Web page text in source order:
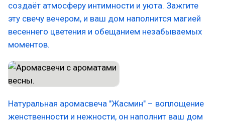
создаёт атмосферу интимности и уюта. Зажгите
эту свечу вечером, и ваш дом наполнится магией
весеннего цветения и обещанием незабываемых
моментов.
Натуральная аромасвеча "Жасмин" – воплощение
женственности и нежности, он наполнит ваш дом